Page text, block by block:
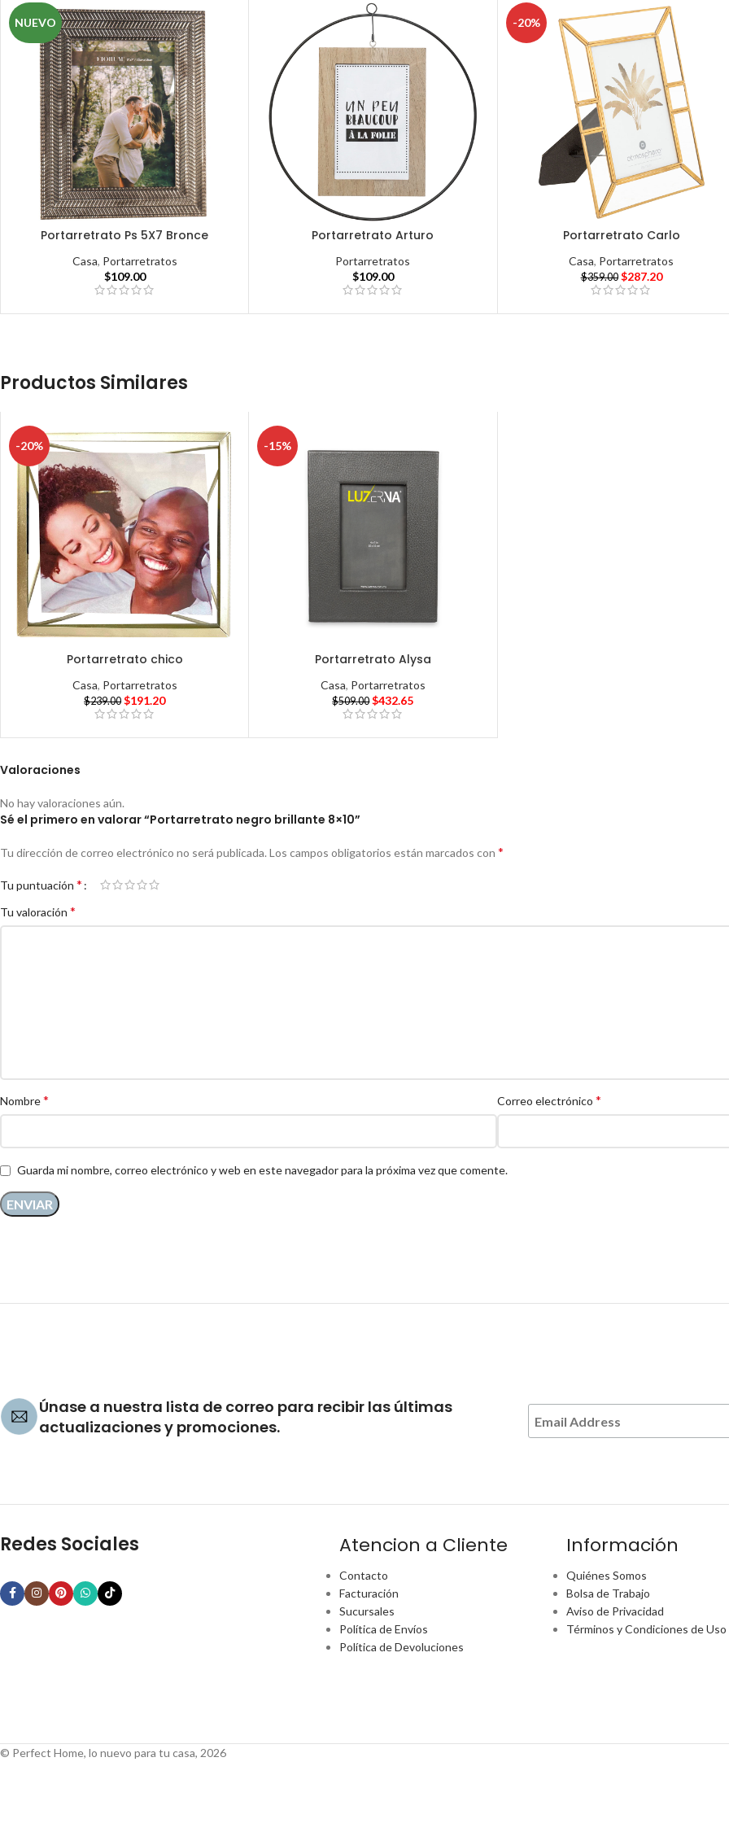
NUEVO
Portarretrato Ps 5X7 Bronce
Casa, Portarretratos
$109.00
Portarretrato Arturo
Portarretratos
$109.00
-20%
Portarretrato Carlo
Casa, Portarretratos
$359.00 $287.20
Productos Similares
-20%
Portarretrato chico
Casa, Portarretratos
$239.00 $191.20
-15%
Portarretrato Alysa
Casa, Portarretratos
$509.00 $432.65
Valoraciones
No hay valoraciones aún.
Sé el primero en valorar “Portarretrato negro brillante 8×10”
Tu dirección de correo electrónico no será publicada. Los campos obligatorios están marcados con *
Tu puntuación *
Tu valoración *
Nombre* Correo electrónico *
Guarda mi nombre, correo electrónico y web en este navegador para la próxima vez que comente.
Únase a nuestra lista de correo para recibir las últimas
actualizaciones y promociones.
Redes Sociales Atencion a Cliente
Contacto
Facturación
Sucursales
Política de Envíos
Política de Devoluciones
Información
Quiénes Somos
Bolsa de Trabajo
Aviso de Privacidad
Términos y Condiciones de Uso
© Perfect Home, lo nuevo para tu casa, 2026